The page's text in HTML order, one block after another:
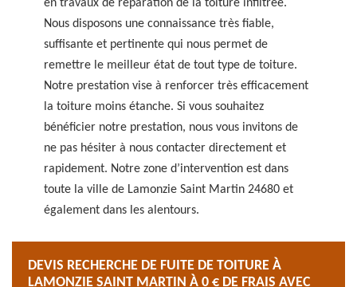
en travaux de réparation de la toiture infiltrée.
Nous disposons une connaissance très fiable,
suffisante et pertinente qui nous permet de
remettre le meilleur état de tout type de toiture.
Notre prestation vise à renforcer très efficacement
la toiture moins étanche. Si vous souhaitez
bénéficier notre prestation, nous vous invitons de
ne pas hésiter à nous contacter directement et
rapidement. Notre zone d’intervention est dans
toute la ville de Lamonzie Saint Martin 24680 et
également dans les alentours.
DEVIS RECHERCHE DE FUITE DE TOITURE À
LAMONZIE SAINT MARTIN À 0 € DE FRAIS AVEC